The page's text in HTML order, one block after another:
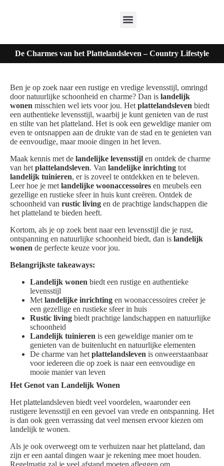
De Charmes van het Plattelandsleven – Country Lifestyle
Ben je op zoek naar een rustige en vredige levensstijl, omringd
door natuurlijke schoonheid en charme? Dan is landelijk
wonen misschien wel iets voor jou. Hetplattelandsleven biedt
een authentieke levensstijl, waarbij je kunt genieten van de rust
en stilte van het platteland. Het is ook een geweldige manier om
even te ontsnappen aan de drukte van de stad en te genieten van
de eenvoudige, maar mooie dingen in het leven.
Maak kennis met de landelijke levensstijl en ontdek de charme
van hetplattelandsleven. Van landelijke inrichting tot
landelijk tuinieren, er is zoveel te ontdekken en te beleven.
Leer hoe je metlandelijke woonaccessoires en meubels een
gezellige en rustieke sfeer in huis kunt creëren. Ontdek de
schoonheid van rustic living en de prachtige landschappen die
het platteland te bieden heeft.
Kortom, als je op zoek bent naar een levensstijl die je rust,
ontspanning en natuurlijke schoonheid biedt, dan is landelijk
wonen de perfecte keuze voor jou.
Belangrijkste takeaways:
Landelijk wonen biedt een rustige en authentieke
levensstijl
Metlandelijke inrichting en woonaccessoires creëer je
een gezellige en rustieke sfeer in huis
Rustic living biedt prachtige landschappen en natuurlijke
schoonheid
Landelijk tuinieren is een geweldige manier om te
genieten van de buitenlucht en natuurlijke elementen
De charme van hetplattelandsleven is onweerstaanbaar
voor iedereen die op zoek is naar een eenvoudige en
mooie manier van leven
Het Genot van Landelijk Wonen
Het plattelandsleven biedt veel voordelen, waaronder een
rustigere levensstijl en een gevoel van vrede en ontspanning. Het
is dan ook geen verrassing dat veel mensen ervoor kiezen om
landelijk te wonen.
Als je ook overweegt om te verhuizen naar het platteland, dan
zijn er een aantal dingen waar je rekening mee moet houden.